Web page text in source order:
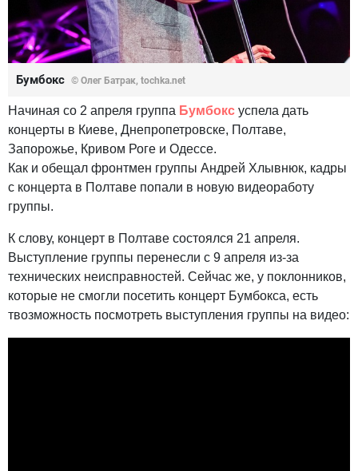
Бумбокс © Олег Батрак, tochka.net
Начиная со 2 апреля группа Бумбокс успела дать
концерты в Киеве, Днепропетровске, Полтаве,
Запорожье, Кривом Роге и Одессе.
Как и обещал фронтмен группы Андрей Хлывнюк, кадры
с концерта в Полтаве попали в новую видеоработу
группы.
К слову, концерт в Полтаве состоялся 21 апреля.
Выступление группы перенесли с 9 апреля из-за
технических неисправностей. Сейчас же, у поклонников,
которые не смогли посетить концерт Бумбокса, есть
твозможность посмотреть выступления группы на видео: